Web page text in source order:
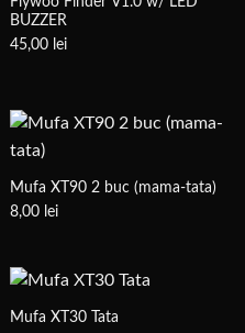
BUZZER
45,00 lei
Mufa XT90 2 buc (mama-tata)
8,00 lei
Mufa XT30 Tata